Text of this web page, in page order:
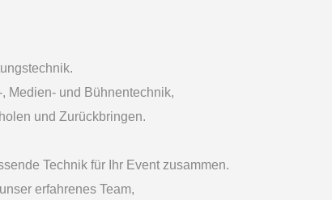
Medien- und Bühnentechnik,
und Zurückbringen.
Technik für Ihr Event zusammen.
erfahrenes Team,